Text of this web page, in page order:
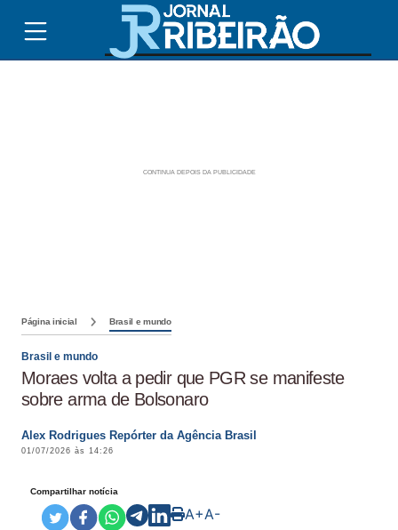
Página inicial Brasil e mundo
Brasil e mundo
Moraes volta a pedir que PGR se manifeste
sobre arma de Bolsonaro
Alex Rodrigues Repórter da Agência Brasil
01/07/2026 às 14:26
Compartilhar notícia
A+A-